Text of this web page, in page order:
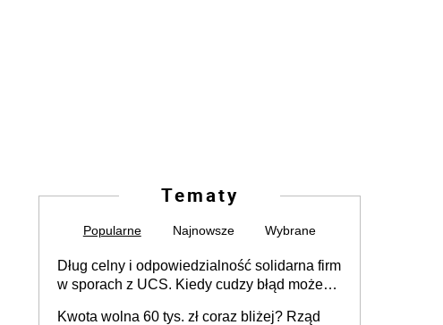
Tematy
Popularne Najnowsze Wybrane
Dług celny i odpowiedzialność solidarna firm
w sporach z UCS. Kiedy cudzy błąd może
Kwota wolna 60 tys. zł coraz bliżej? Rząd